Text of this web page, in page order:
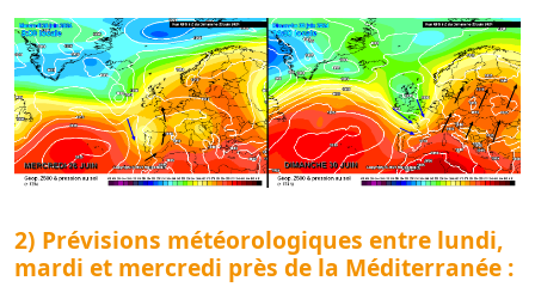
2) Prévisions météorologiques entre lundi,
mardi et mercredi près de la Méditerranée :